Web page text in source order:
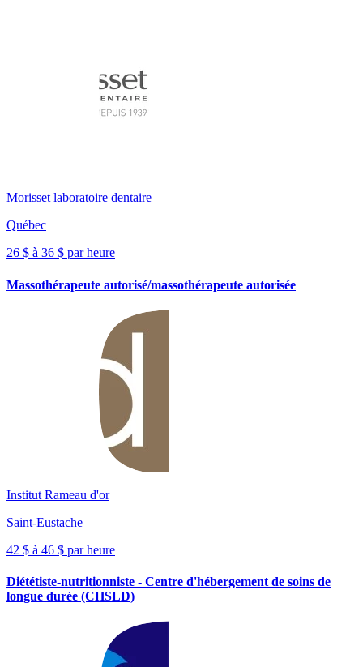
Morisset laboratoire dentaire
Québec
26 $ à 36 $ par heure
Massothérapeute autorisé/massothérapeute autorisée
Institut Rameau d'or
Saint-Eustache
42 $ à 46 $ par heure
Diététiste-nutritionniste - Centre d'hébergement de soins de
longue durée (CHSLD)